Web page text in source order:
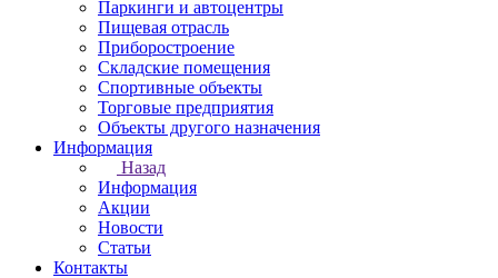
Паркинги и автоцентры
Пищевая отрасль
Приборостроение
Складские помещения
Спортивные объекты
Торговые предприятия
Объекты другого назначения
Информация
Назад
Информация
Акции
Новости
Статьи
Контакты